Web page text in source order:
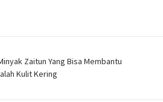
Zaitun Yang Bisa Membantu
Kulit Kering